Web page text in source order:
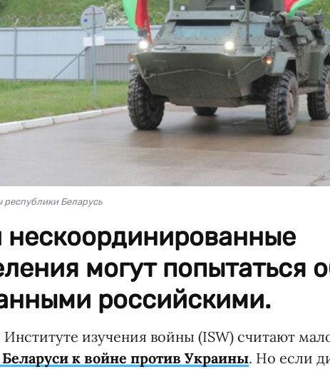
Беларусь
нескоординированные
могут попытаться
российскими.
изучения войны (ISW) считают
к войне против Украины. Но если